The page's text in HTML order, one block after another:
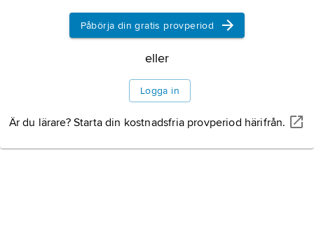
Påbörja din gratis provperiod
eller
Logga in
Är du lärare? Starta din kostnadsfria provperiod härifrån.